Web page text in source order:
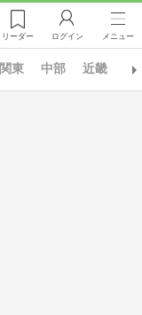
リーダー ログイン メニュー
関東 中部 近畿